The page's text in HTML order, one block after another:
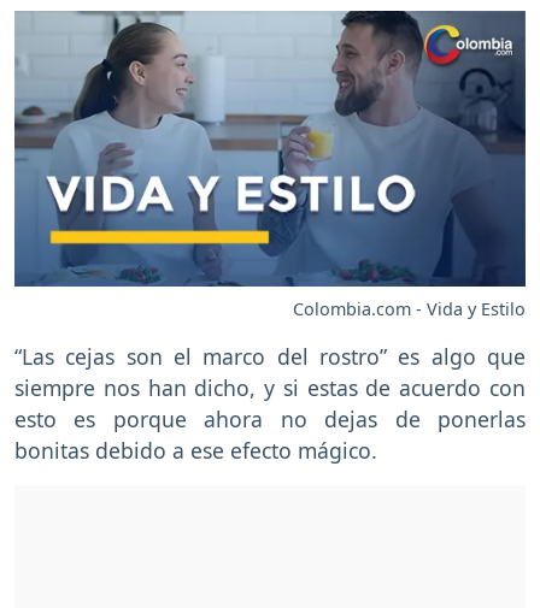
Colombia.com - Vida y Estilo
“Las cejas son el marco del rostro” es algo que
siempre nos han dicho, y si estas de acuerdo con
esto es porque ahora no dejas de ponerlas
bonitas debido a ese efecto mágico.